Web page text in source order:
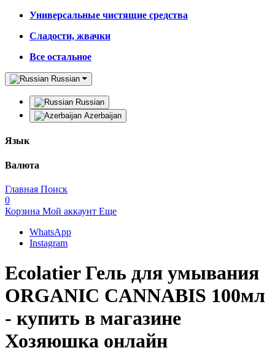
Универсальные чистящие средства
Сладости, жвачки
Все остальное
Russian
Russian
Azerbaijan
Язык
Валюта
Главная Поиск
0
Корзина Мой аккаунт Еще
WhatsApp
Instagram
Ecolatier Гель для умывания
ORGANIC CANNABIS 100мл
- купить в магазине
Хозяюшка онлайн